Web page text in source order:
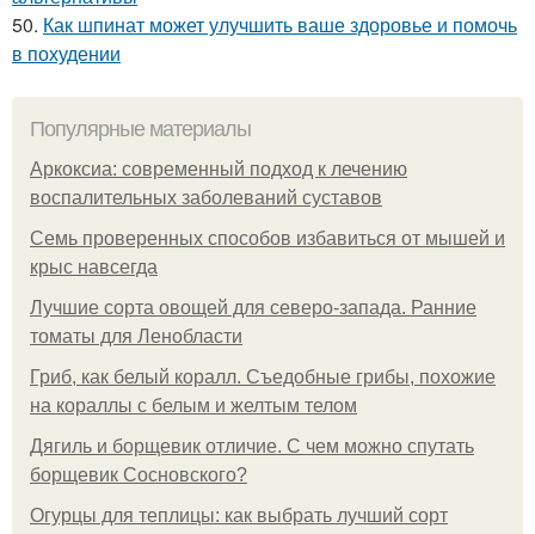
50. Как шпинат может улучшить ваше здоровье и помочь
в похудении
Популярные материалы
Аркоксиа: современный подход к лечению
воспалительных заболеваний суставов
Семь проверенных способов избавиться от мышей и
крыс навсегда
Лучшие сорта овощей для северо-запада. Ранние
томаты для Ленобласти
Гриб, как белый коралл. Съедобные грибы, похожие
на кораллы с белым и желтым телом
Дягиль и борщевик отличие. С чем можно спутать
борщевик Сосновского?
Огурцы для теплицы: как выбрать лучший сорт